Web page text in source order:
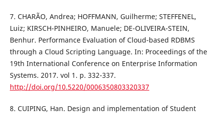
7. CHARÃO, Andrea; HOFFMANN, Guilherme; STEFFENEL,
Luiz; KIRSCH-PINHEIRO, Manuele; DE-OLIVEIRA-STEIN,
Benhur. Performance Evaluation of Cloud-based RDBMS
through a Cloud Scripting Language. In: Proceedings of the
19th International Conference on Enterprise Information
Systems. 2017. vol 1. p. 332-337.
http://doi.org/10.5220/0006350803320337
8. CUIPING, Han. Design and implementation of Student